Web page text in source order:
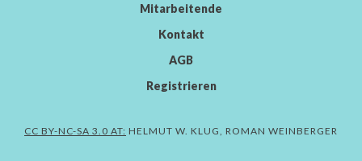
Mitarbeitende
Kontakt
AGB
Registrieren
CC BY-NC-SA 3.0 AT: HELMUT W. KLUG, ROMAN WEINBERGER